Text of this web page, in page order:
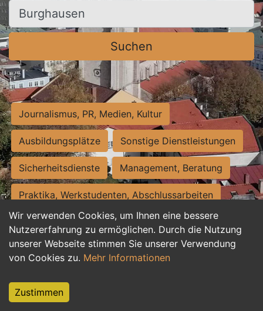
Wir verwenden Cookies, um Ihnen eine bessere
Nutzererfahrung zu ermöglichen. Durch die Nutzung
unserer Webseite stimmen Sie unserer Verwendung
von Cookies zu. Mehr Informationen
Zustimmen
Ort, Stadt
Suchen
Journalismus, PR, Medien, Kultur
Ausbildungsplätze Sonstige Dienstleistungen
Sicherheitsdienste Management, Beratung
Praktika, Werkstudenten, Abschlussarbeiten
Personalwesen Assistenz, Sekretariat
Hilfskräfte, Aushilfs- und Nebenjobs
Weiterbildung, Studium, duale Ausbildung